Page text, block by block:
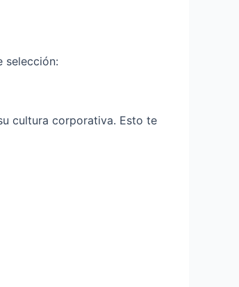
selección:
cultura corporativa. Esto te